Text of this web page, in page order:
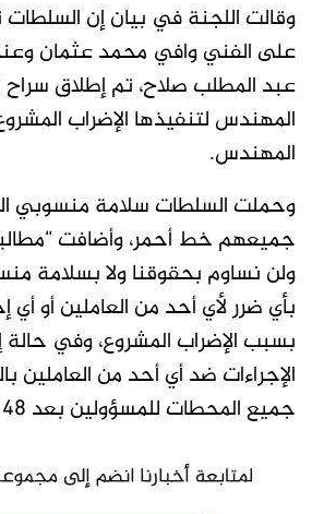
وقالت اللجنة في بيان إن
على الفني وافي محمد عثمان
عبد المطلب صلاح، تم إطلاق
المهندس لتنفيذها الإضراب
المهندس.
وحملت السلطات سلامة منسوبي
جميعهم خط أحمر، وأضافت
ولن نساوم بحقوقنا ولا بسلامة
بأي ضرر لأي أحد من العاملين أو أي
بسبب الإضراب المشروع، وفي حالة
الإجراءات ضد أي أحد من العاملين
جميع المحطات للمسؤولين بعد 48 ساعة”